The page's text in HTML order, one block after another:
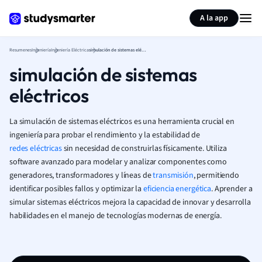
A la app
ResumenesIngenieríaIngeniería Eléctrica simulación de sistemas eléctricos
simulación de sistemas
eléctricos
La simulación de sistemas eléctricos es una herramienta crucial en
ingeniería para probar el rendimiento y la estabilidad de
redes eléctricassin necesidad de construirlas físicamente. Utiliza
software avanzado para modelar y analizar componentes como
generadores, transformadores y líneas detransmisión, permitiendo
identificar posibles fallos y optimizar la eficiencia energética. Aprender a
simular sistemas eléctricos mejora la capacidad de innovar y desarrolla
habilidades en el manejo de tecnologías modernas de energía.
Resumir página